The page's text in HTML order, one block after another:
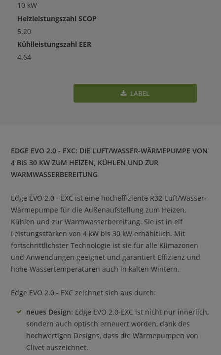
10 kW
Heizleistungszahl SCOP
5.20
Kühlleistungszahl EER
4.64
LABEL
EDGE EVO 2.0 - EXC: DIE LUFT/WASSER-WÄRMEPUMPE VON
4 BIS 30 KW ZUM HEIZEN, KÜHLEN UND ZUR
WARMWASSERBEREITUNG
Edge EVO 2.0 - EXC ist eine hocheffiziente R32-Luft/Wasser-
Wärmepumpe für die Außenaufstellung zum Heizen,
Kühlen und zur Warmwasserbereitung. Sie ist in elf
Leistungsstärken von 4 kW bis 30 kW erhähltlich. Mit
fortschrittlichster Technologie ist sie für alle Klimazonen
und Anwendungen geeignet und garantiert Effizienz und
hohe Wassertemperaturen auch in kalten Wintern.
Edge EVO 2.0 - EXC zeichnet sich aus durch:
neues Design: Edge EVO 2.0-EXC ist nicht nur innerlich,
sondern auch optisch erneuert worden, dank des
hochwertigen Designs, dass die Wärmepumpen von
Clivet auszeichnet.